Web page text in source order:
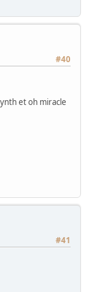
#40
et oh miracle
#41